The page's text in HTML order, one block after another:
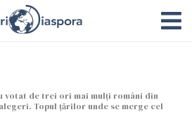
votat de trei ori mai mulți români din
Topul țărilor unde se merge cel